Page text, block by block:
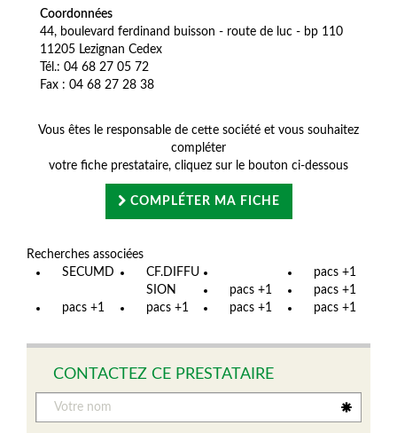
Coordonnées
44, boulevard ferdinand buisson - route de luc - bp 110
11205 Lezignan Cedex
Tél.: 04 68 27 05 72
Fax : 04 68 27 28 38
Vous êtes le responsable de cette société et vous souhaitez
compléter
votre fiche prestataire, cliquez sur le bouton ci-dessous
COMPLÉTER MA FICHE
Recherches associées
SECUMD
CF.DIFFU
SION
pacs +1
pacs +1
pacs +1
pacs +1
pacs +1 pacs +1 pacs +1
CONTACTEZ CE PRESTATAIRE